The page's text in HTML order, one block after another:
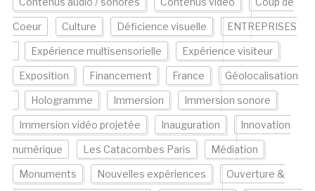
Coeur Culture Déficience visuelle ENTREPRISES
Expérience multisensorielle Expérience visiteur
Exposition Financement France Géolocalisation
Hologramme Immersion Immersion sonore
Immersion vidéo projetée Inauguration Innovation
numérique Les Catacombes Paris Médiation
Monuments Nouvelles expériences Ouverture &